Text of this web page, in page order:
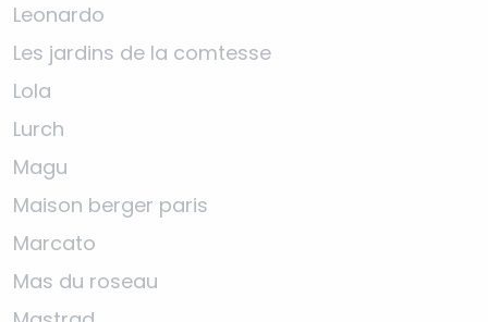
Leonardo
Les jardins de la comtesse
Lola
Lurch
Magu
Maison berger paris
Marcato
Mas du roseau